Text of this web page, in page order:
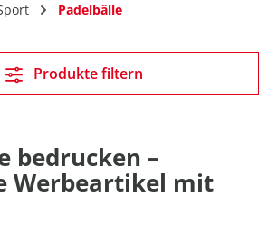
Padelbälle
bedrucken –
Werbeartikel mit
Produkte filtern